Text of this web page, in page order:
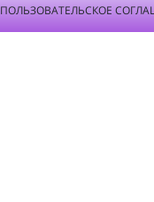
ПОЛЬЗОВАТЕЛЬСКОЕ